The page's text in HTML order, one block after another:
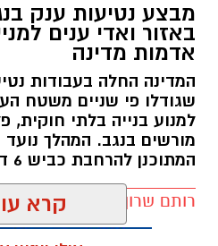
שגודלו פי שניים משטח
למנוע בנייה בלתי חוקית,
מורשים בנגב. המהלך נועד
המתוכנן להרחבת כביש 6 דרומה.
רותם שרון / 11:32 08.08.26 קרא
אולי יעניין